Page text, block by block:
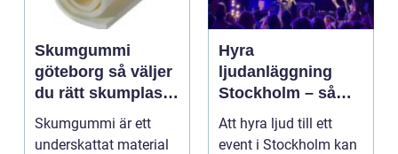
Skumgummi
göteborg så väljer
du rätt skumplast
till dina dynor och
projekt
Skumgummi är ett
underskattat material
Hyra
ljudanläggning
Stockholm – så
lyckas du med
ljudet på ditt event
Att hyra ljud till ett
event i Stockholm kan